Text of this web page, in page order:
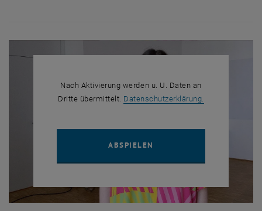
Nach Aktivierung werden u. U. Daten an
Dritte übermittelt. Datenschutzerklärung.
ABSPIELEN